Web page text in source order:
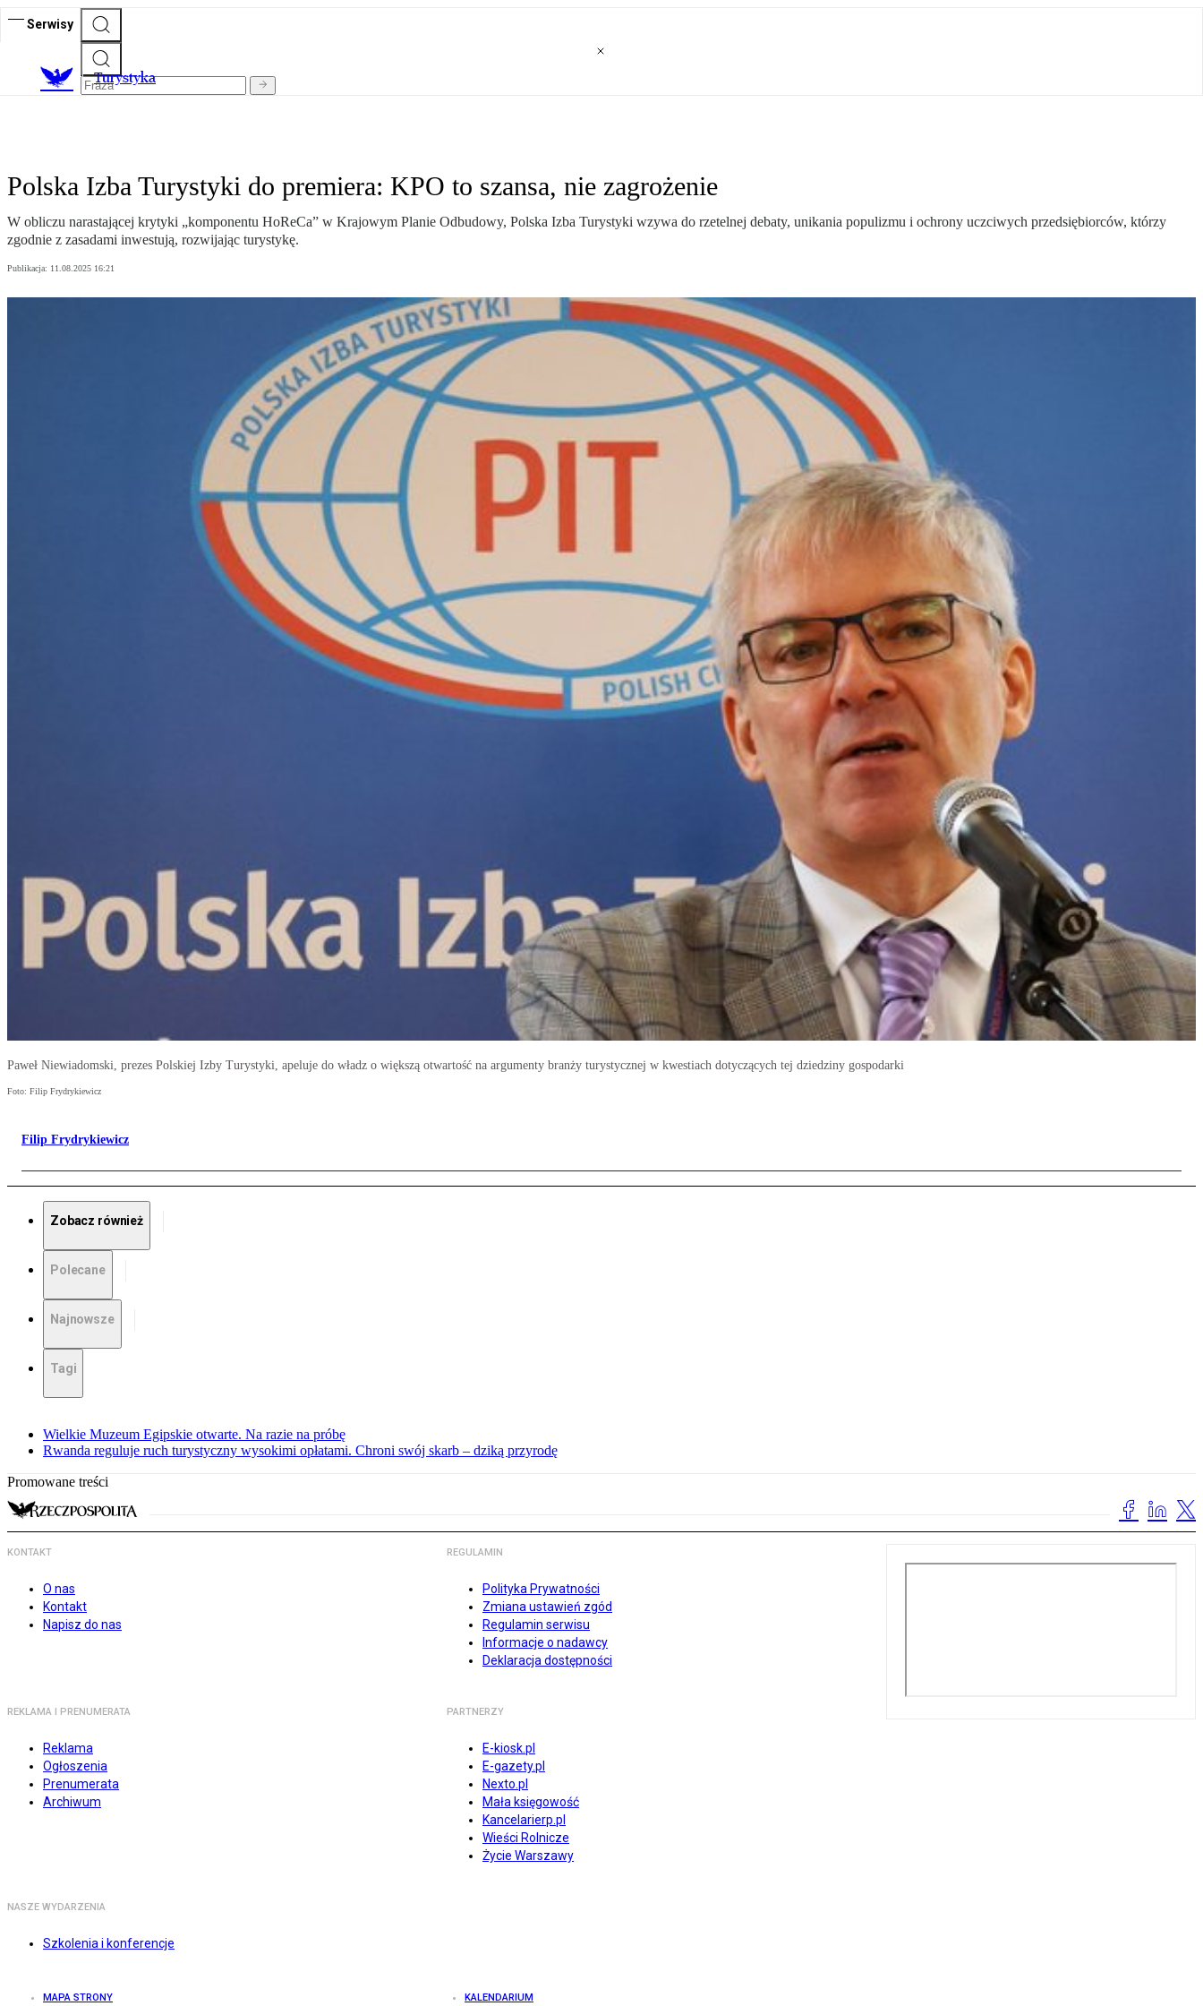
Serwisy
Turystyka
Polska Izba Turystyki do premiera: KPO to szansa, nie zagrożenie
W obliczu narastającej krytyki „komponentu HoReCa” w Krajowym Planie Odbudowy, Polska Izba Turystyki wzywa do rzetelnej debaty, unikania populizmu i ochrony uczciwych przedsiębiorców, którzy
zgodnie z zasadami inwestują, rozwijając turystykę.
Publikacja: 11.08.2025 16:21
Paweł Niewiadomski, prezes Polskiej Izby Turystyki, apeluje do władz o większą otwartość na argumenty branży turystycznej w kwestiach dotyczących tej dziedziny gospodarki
Foto: Filip Frydrykiewicz
Filip Frydrykiewicz
Zobacz również
Polecane
Najnowsze
Tagi
Wielkie Muzeum Egipskie otwarte. Na razie na próbę
Rwanda reguluje ruch turystyczny wysokimi opłatami. Chroni swój skarb – dziką przyrodę
Promowane treści
KONTAKT
O nas
Kontakt
Napisz do nas
REGULAMIN
Polityka Prywatności
Zmiana ustawień zgód
Regulamin serwisu
Informacje o nadawcy
Deklaracja dostępności
REKLAMA I PRENUMERATA
Reklama
Ogłoszenia
Prenumerata
Archiwum
PARTNERZY
E-kiosk.pl
E-gazety.pl
Nexto.pl
Mała księgowość
Kancelarierp.pl
Wieści Rolnicze
Życie Warszawy
NASZE WYDARZENIA
Szkolenia i konferencje
MAPA STRONY KALENDARIUM